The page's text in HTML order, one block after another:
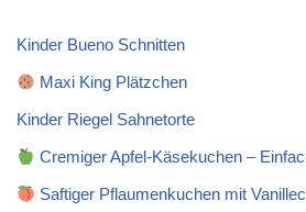
Kinder Bueno Schnitten
Maxi King Plätzchen
Kinder Riegel Sahnetorte
Cremiger Apfel-Käsekuchen –
Saftiger Pflaumenkuchen mit